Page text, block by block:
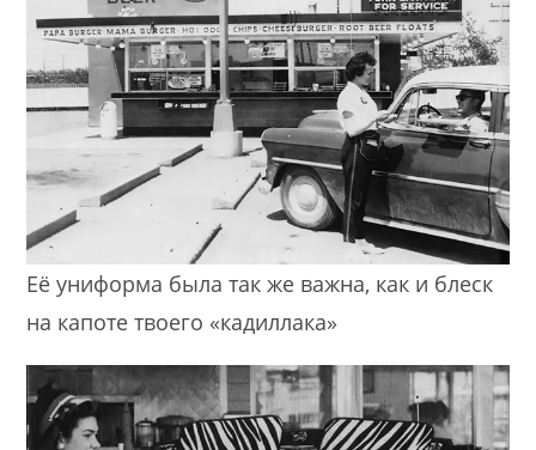
Её униформа была так же важна, как и блеск
на капоте твоего «кадиллака»